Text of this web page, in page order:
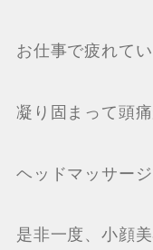
お仕事で疲れて
凝り固まって頭
ヘッドマッサー
是非一度、小顔